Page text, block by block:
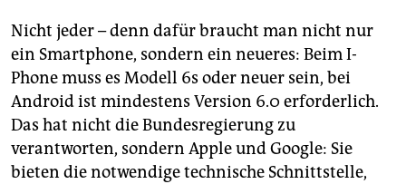
Nicht jeder – denn dafür braucht man nicht nur
ein Smartphone, sondern ein neueres: Beim I-
Phone muss es Modell 6s oder neuer sein, bei
Android ist mindestens Version 6.0 erforderlich.
Das hat nicht die Bundesregierung zu
verantworten, sondern Apple und Google: Sie
bieten die notwendige technische Schnittstelle,